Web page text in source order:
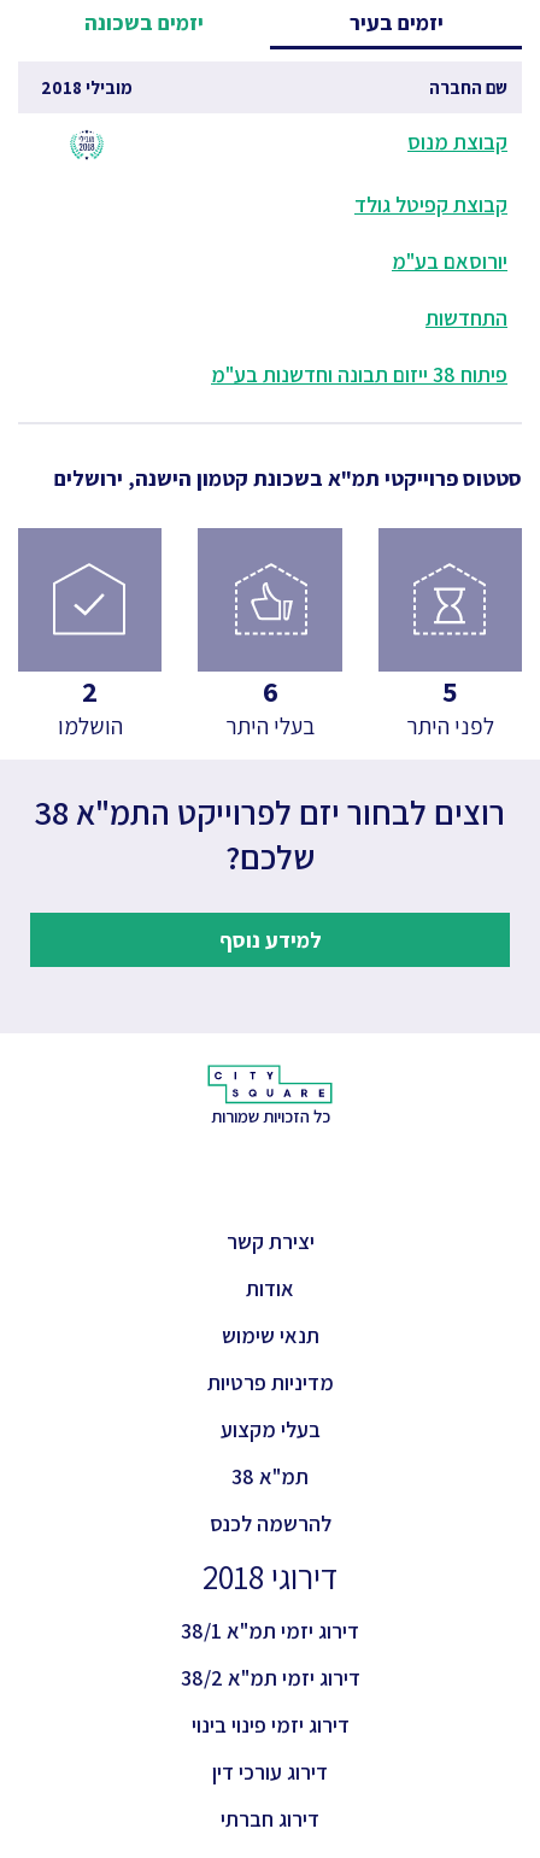
יזמים בעיר
יזמים בשכונה
שם החברה מובילי 2018
קבוצת מנוס
קבוצת קפיטל גולד
יורוסאם בע"מ
התחדשות
פיתוח 38 ייזום תבונה וחדשנות בע"מ
סטטוס פרוייקטי תמ"א בשכונת קטמון הישנה, ירושלים
5
לפני היתר
6
בעלי היתר
2
הושלמו
רוצים לבחור יזם לפרוייקט התמ"א 38
שלכם?
למידע נוסף
כל הזכויות שמורות
יצירת קשר
אודות
תנאי שימוש
מדיניות פרטיות
בעלי מקצוע
תמ"א 38
להרשמה לכנס
דירוגי 2018
דירוג יזמי תמ"א 38/1
דירוג יזמי תמ"א 38/2
דירוג יזמי פינוי בינוי
דירוג עורכי דין
דירוג חברתי